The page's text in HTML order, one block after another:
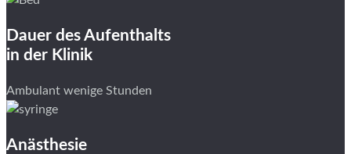
Dauer des Aufenthalts
in der Klinik
Ambulant wenige Stunden
Anästhesie